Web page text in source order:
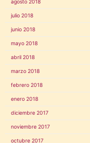
agosto 2018
julio 2018
junio 2018
mayo 2018
abril 2018
marzo 2018
febrero 2018
enero 2018
diciembre 2017
noviembre 2017
octubre 2017